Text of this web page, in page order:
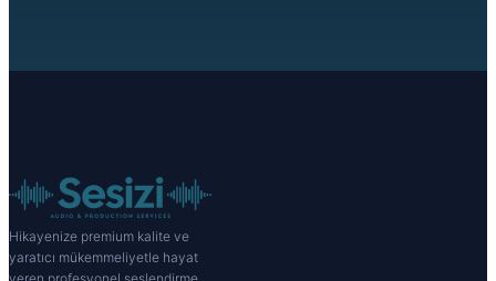
Hikayenize premium kalite ve
yaratıcı mükemmeliyetle hayat